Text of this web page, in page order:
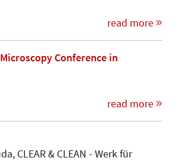
read more
Conference in
read more
CLEAR & CLEAN - Werk für